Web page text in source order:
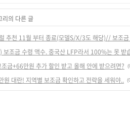
리의 다른 글
추천 11월 부터 종료(모델S/X/3도 해당)// 보조
조금 수령 액수. 중국산 LFP라서 100%는 못
금+66만원 추가 할인 받고 올해 안에 받으려면?
원 대란! 지역별 보조금 확인하고 전략을 세워야..